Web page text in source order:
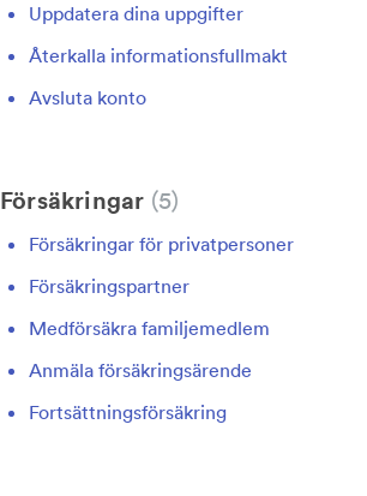
Uppdatera dina uppgifter
Återkalla informationsfullmakt
Avsluta konto
Försäkringar 5
Försäkringar för privatpersoner
Försäkringspartner
Medförsäkra familjemedlem
Anmäla försäkringsärende
Fortsättningsförsäkring